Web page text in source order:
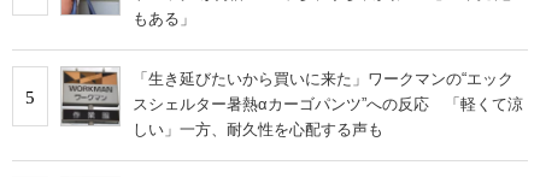
もある」
5
「生き延びたいから買いに来た」ワークマンの“エック
スシェルター暑熱αカーゴパンツ”への反応 「軽くて涼
しい」一方、耐久性を心配する声も